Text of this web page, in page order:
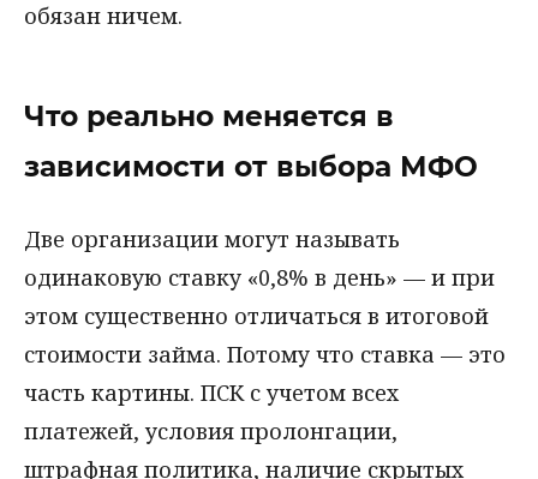
обязан ничем.
Что реально меняется в
зависимости от выбора МФО
Две организации могут называть
одинаковую ставку «0,8% в день» — и при
этом существенно отличаться в итоговой
стоимости займа. Потому что ставка — это
часть картины. ПСК с учетом всех
платежей, условия пролонгации,
штрафная политика, наличие скрытых